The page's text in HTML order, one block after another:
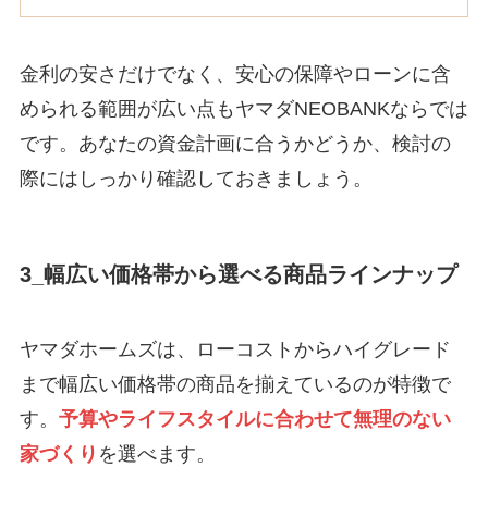
金利の安さだけでなく、安心の保障やローンに含
められる範囲が広い点もヤマダNEOBANKならでは
です。あなたの資金計画に合うかどうか、検討の
際にはしっかり確認しておきましょう。
3_幅広い価格帯から選べる商品ラインナップ
ヤマダホームズは、ローコストからハイグレード
まで幅広い価格帯の商品を揃えているのが特徴で
す。 予算やライフスタイルに合わせて無理のない
家づくり を選べます。